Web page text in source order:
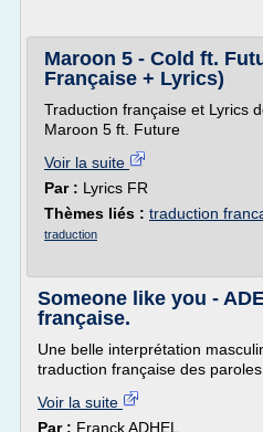
Maroon 5 - Cold ft.
Française + Lyrics)
Traduction française et Lyrics
Maroon 5 ft. Future
Voir la suite
Par : Lyrics FR
Thèmes liés : traduction
traduction
Someone like you -
française.
Une belle interprétation
traduction française des paroles.
Voir la suite
Par : Franck ADHEL